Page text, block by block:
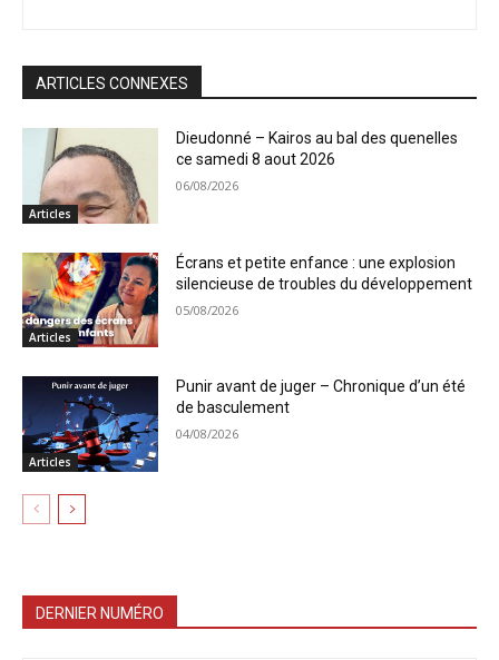
ARTICLES CONNEXES
Articles
Dieudonné – Kairos au bal des quenelles
ce samedi 8 aout 2026
06/08/2026
Articles
Écrans et petite enfance : une explosion
silencieuse de troubles du développement
05/08/2026
Articles
Punir avant de juger – Chronique d’un été
de basculement
04/08/2026
DERNIER NUMÉRO